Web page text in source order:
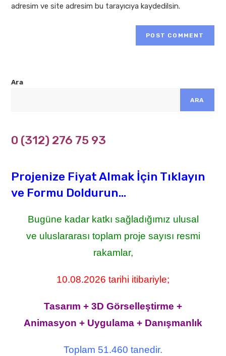
adresim ve site adresim bu tarayıcıya kaydedilsin.
Ara
ARA
0 (312) 276 75 93
Projenize Fiyat Almak İçin Tıklayın
ve Formu Doldurun...
Bugüne kadar katkı sağladığımız ulusal
ve uluslararası toplam proje sayısı resmi
rakamlar,
10.08.2026 tarihi itibariyle;
Tasarım + 3D Görselleştirme +
Animasyon + Uygulama + Danışmanlık
Toplam 51.460 tanedir.